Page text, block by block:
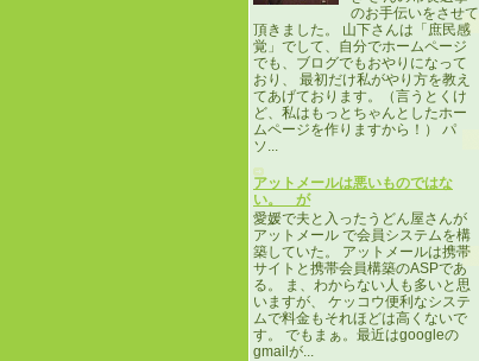
のお手伝いをさせて
頂きました。 山下さんは「庶民感
覚」でして、自分でホームページ
でも、ブログでもおやりになって
おり、 最初だけ私がやり方を教え
てあげております。（言うとくけ
ど、私はもっとちゃんとしたホー
ムページを作りますから！） パ
ソ...
アットメールは悪いものではな
い。 が
愛媛で夫と入ったうどん屋さんが
アットメール で会員システムを構
築していた。 アットメールは携帯
サイトと携帯会員構築のASPであ
る。 ま、わからない人も多いと思
いますが、 ケッコウ便利なシステ
ムで料金もそれほどは高くないで
す。 でもまぁ。最近はgoogleの
gmailが...